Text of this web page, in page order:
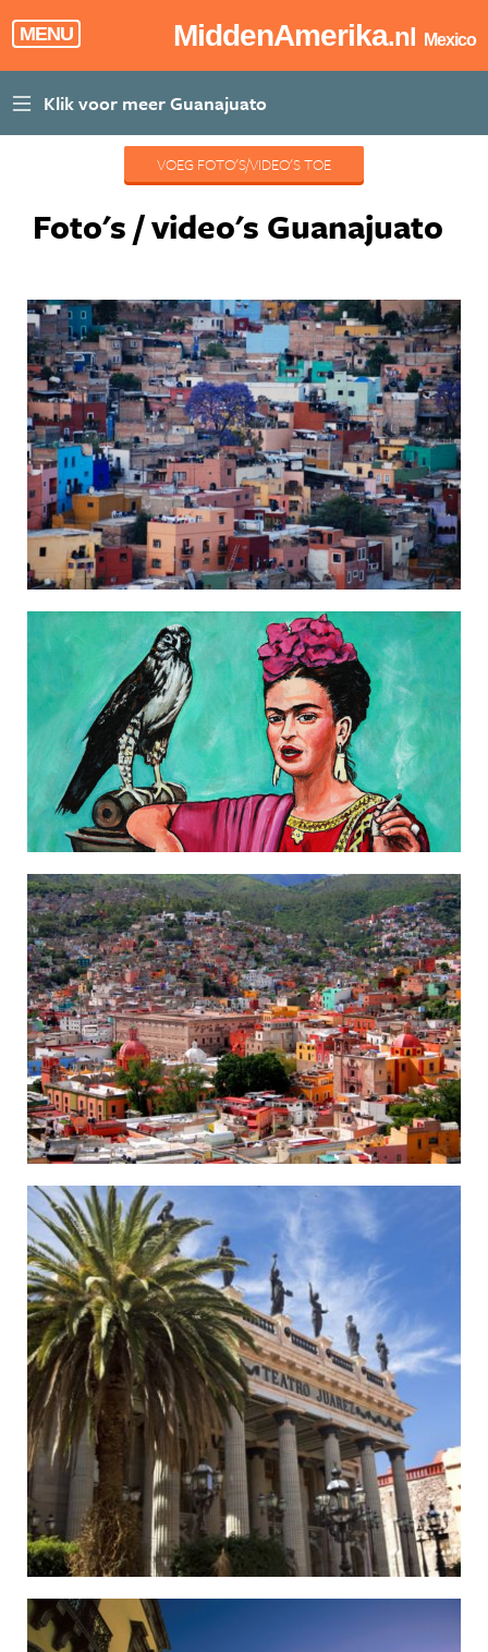
MENU MiddenAmerika.nl Mexico
VOEG FOTO'S/VIDEO'S TOE
Foto's / video's Guanajuato